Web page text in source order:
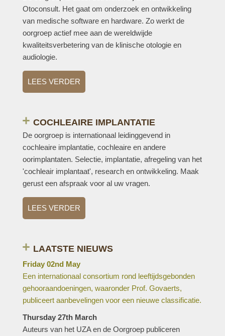
Otoconsult. Het gaat om onderzoek en ontwikkeling
van medische software en hardware. Zo werkt de
oorgroep actief mee aan de wereldwijde
kwaliteitsverbetering van de klinische otologie en
audiologie.
LEES VERDER
COCHLEAIRE IMPLANTATIE
De oorgroep is internationaal leidinggevend in
cochleaire implantatie, cochleaire en andere
oorimplantaten. Selectie, implantatie, afregeling van het
'cochleair implantaat', research en ontwikkeling. Maak
gerust een afspraak voor al uw vragen.
LEES VERDER
LAATSTE NIEUWS
Friday 02nd May
Een internationaal consortium rond leeftijdsgebonden
gehooraandoeningen, waaronder Prof. Govaerts,
publiceert aanbevelingen voor een nieuwe classificatie.
Thursday 27th March
Auteurs van het UZA en de Oorgroep publiceren